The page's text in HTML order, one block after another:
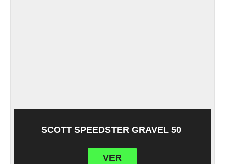
SCOTT SPEEDSTER GRAVEL 50
VER